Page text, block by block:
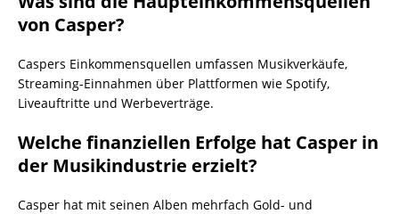
von Casper?
Caspers Einkommensquellen umfassen Musikverkäufe,
Streaming-Einnahmen über Plattformen wie Spotify,
Liveauftritte und Werbeverträge.
Welche finanziellen Erfolge hat Casper in
der Musikindustrie erzielt?
Casper hat mit seinen Alben mehrfach Gold- und